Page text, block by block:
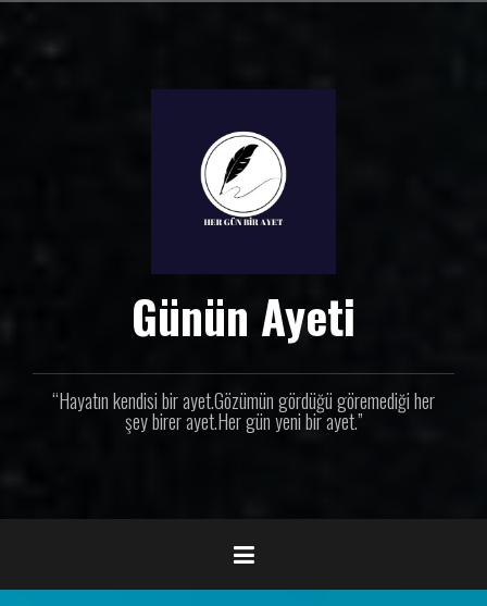
Günün Ayeti
“Hayatın kendisi bir ayet.Gözümün gördüğü göremediği her
şey birer ayet.Her gün yeni bir ayet.”